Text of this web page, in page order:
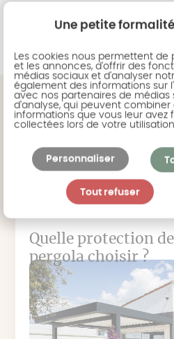
Voir toutes les
Retrouver
articles du
Quelle protection de
pergola choisir ?
Une petite
Les cookies nous permettent de
et les annonces, d'offrir des
médias sociaux et d'analyser
également des informations sur
avec nos partenaires de médias
d'analyse, qui peuvent
informations que vous leur avez
collectées lors de votre
Tout refuser
Personnaliser